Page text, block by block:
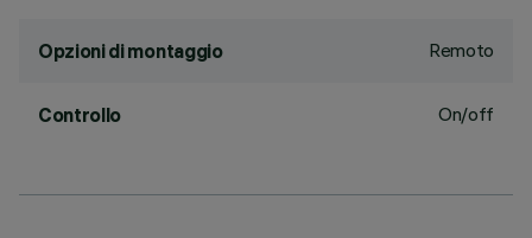
Opzioni di montaggio Remoto
Controllo On/off